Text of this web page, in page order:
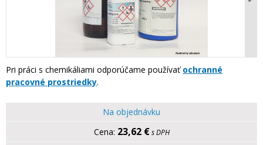
Pri práci s chemikáliami odporúčame používaťochranné
pracovné prostriedky.
Na objednávku
23,62 € s DPH